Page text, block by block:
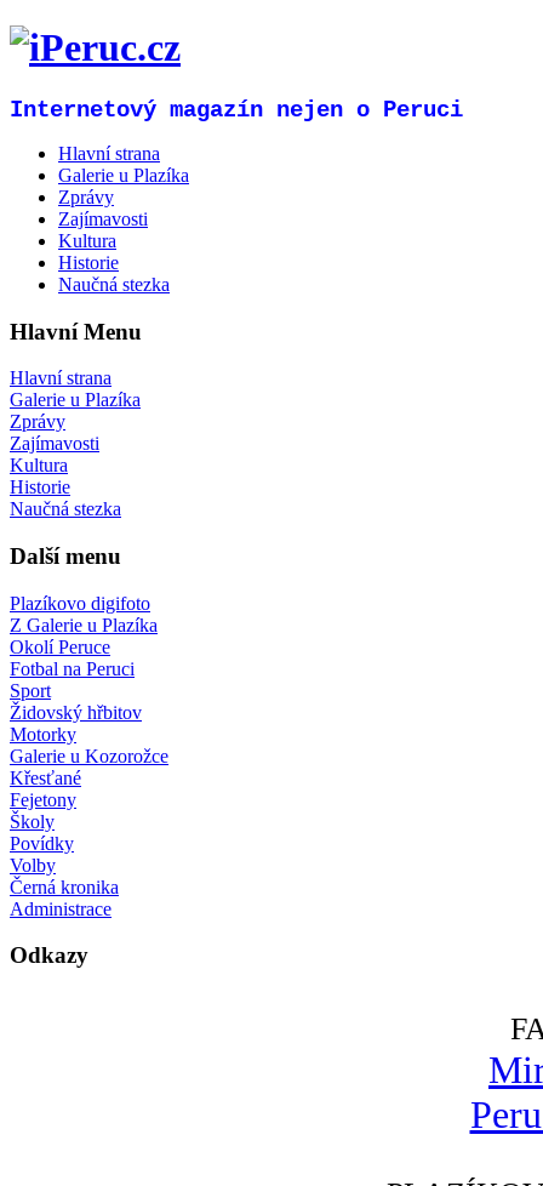
Internetový magazín nejen o Peruci
Hlavní strana
Galerie u Plazíka
Zprávy
Zajímavosti
Kultura
Historie
Naučná stezka
Hlavní Menu
Hlavní strana
Galerie u Plazíka
Zprávy
Zajímavosti
Kultura
Historie
Naučná stezka
Další menu
Plazíkovo digifoto
Z Galerie u Plazíka
Okolí Peruce
Fotbal na Peruci
Sport
Židovský hřbitov
Motorky
Galerie u Kozorožce
Křesťané
Fejetony
Školy
Povídky
Volby
Černá kronika
Administrace
Odkazy